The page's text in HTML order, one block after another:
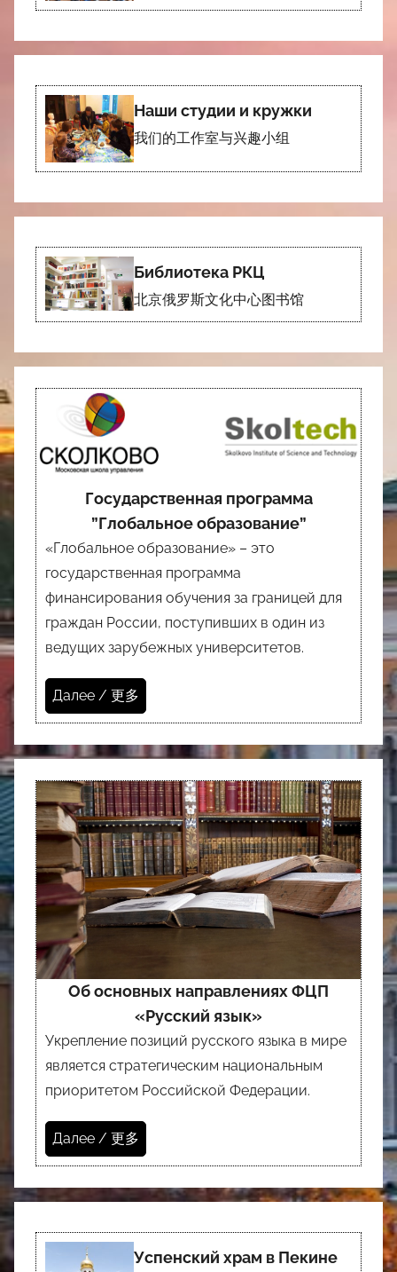
Наши студии и кружки
我们的工作室与兴趣小组
Библиотека РКЦ
北京俄罗斯文化中心图书馆
Государственная программа
”Глобальное образование”
«Глобальное образование» – это
государственная программа
финансирования обучения за границей для
граждан России, поступивших в один из
ведущих зарубежных университетов.
Далее / 更多
Об основных направлениях ФЦП
«Русский язык»
Укрепление позиций русского языка в мире
является стратегическим национальным
приоритетом Российской Федерации.
Далее / 更多
Успенский храм в Пекине